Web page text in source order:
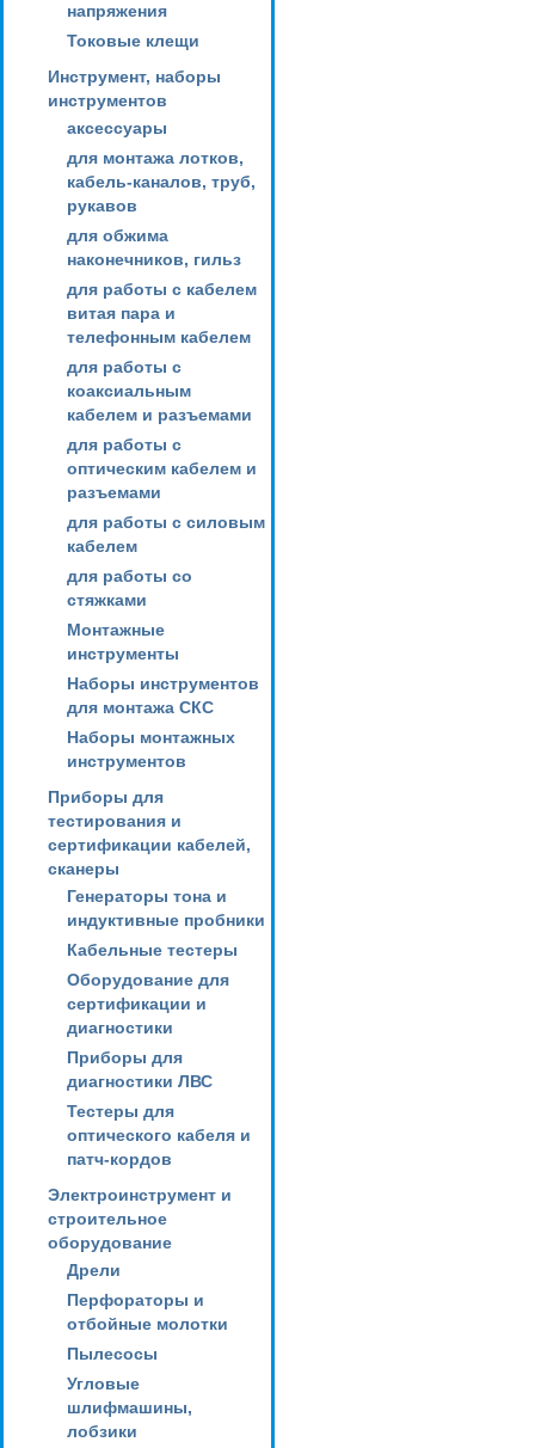
напряжения
Токовые клещи
Инструмент, наборы
инструментов
аксессуары
для монтажа лотков,
кабель-каналов, труб,
рукавов
для обжима
наконечников, гильз
для работы с кабелем
витая пара и
телефонным кабелем
для работы с
коаксиальным
кабелем и разъемами
для работы с
оптическим кабелем и
разъемами
для работы с силовым
кабелем
для работы со
стяжками
Монтажные
инструменты
Наборы инструментов
для монтажа СКС
Наборы монтажных
инструментов
Приборы для
тестирования и
сертификации кабелей,
сканеры
Генераторы тона и
индуктивные пробники
Кабельные тестеры
Оборудование для
сертификации и
диагностики
Приборы для
диагностики ЛВС
Тестеры для
оптического кабеля и
патч-кордов
Электроинструмент и
строительное
оборудование
Дрели
Перфораторы и
отбойные молотки
Пылесосы
Угловые
шлифмашины,
лобзики